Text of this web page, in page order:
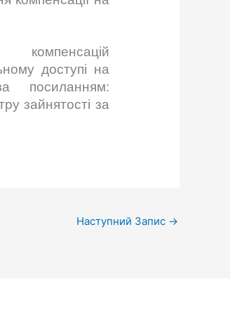
доступі на
посиланням:
зайнятості за
Наступний Запис →